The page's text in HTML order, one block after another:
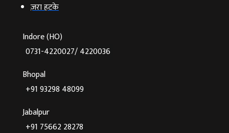
ज़रा हटके
Indore (HO)
0731-4220027/ 4220036
Bhopal
+91 93298 48099
Jabalpur
+91 75662 28278